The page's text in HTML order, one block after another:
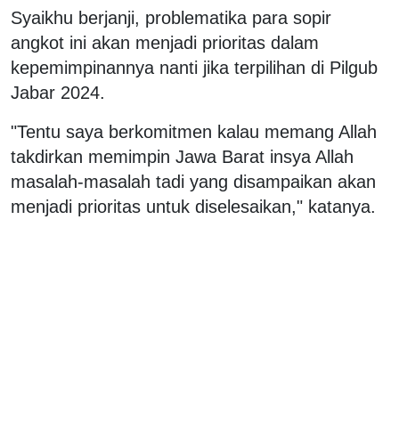
Syaikhu berjanji, problematika para sopir
angkot ini akan menjadi prioritas dalam
kepemimpinannya nanti jika terpilihan di Pilgub
Jabar 2024.
"Tentu saya berkomitmen kalau memang Allah
takdirkan memimpin Jawa Barat insya Allah
masalah-masalah tadi yang disampaikan akan
menjadi prioritas untuk diselesaikan," katanya.